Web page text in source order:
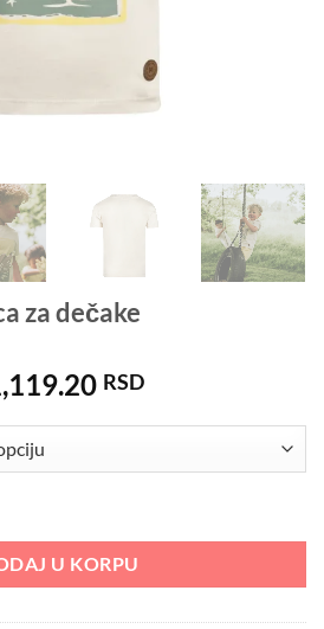
za dečake
cena
RSDTrenutna
1,119.20 RSD.
U KORPU